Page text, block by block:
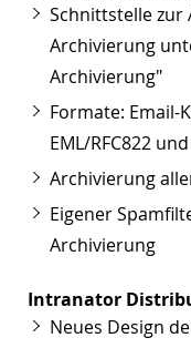
Schnittstelle zur
Archivierung
Archivierung"
Formate: Email-
EML/RFC822
Archivierung
Eigener
Archivierung
Intranator
Neues Design